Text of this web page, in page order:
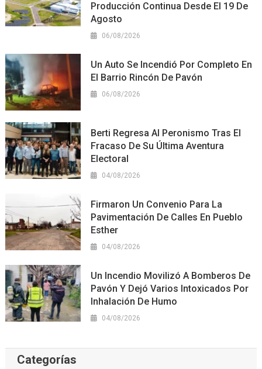
Producción Continua Desde El 19 De
Agosto
06/08/2026
Un Auto Se Incendió Por Completo En
El Barrio Rincón De Pavón
06/08/2026
Berti Regresa Al Peronismo Tras El
Fracaso De Su Última Aventura
Electoral
04/08/2026
Firmaron Un Convenio Para La
Pavimentación De Calles En Pueblo
Esther
04/08/2026
Un Incendio Movilizó A Bomberos De
Pavón Y Dejó Varios Intoxicados Por
Inhalación De Humo
04/08/2026
Categorías